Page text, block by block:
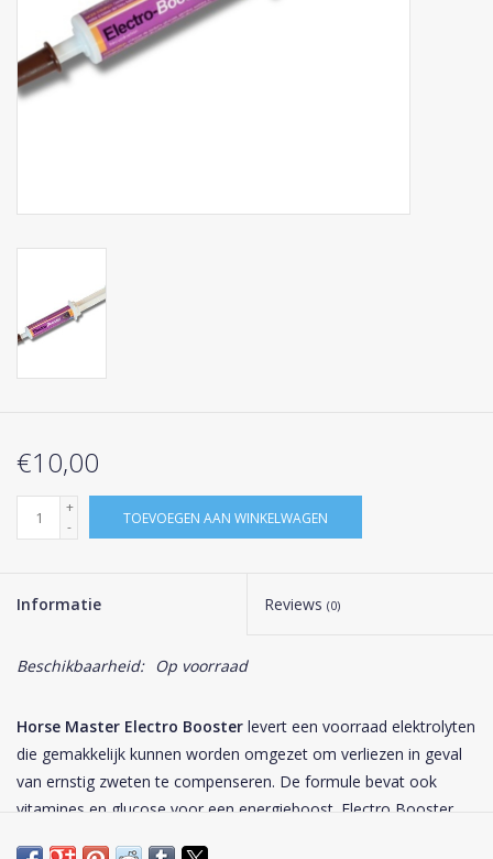
Sale
Kenniscentrum
€10,00
+
-
TOEVOEGEN AAN WINKELWAGEN
Informatie Reviews (0)
Beschikbaarheid: Op voorraad
Horse Master Electro Booster levert een voorraad elektrolyten
die gemakkelijk kunnen worden omgezet om verliezen in geval
van ernstig zweten te compenseren. De formule bevat ook
vitamines en glucose voor een energieboost. Electro Booster